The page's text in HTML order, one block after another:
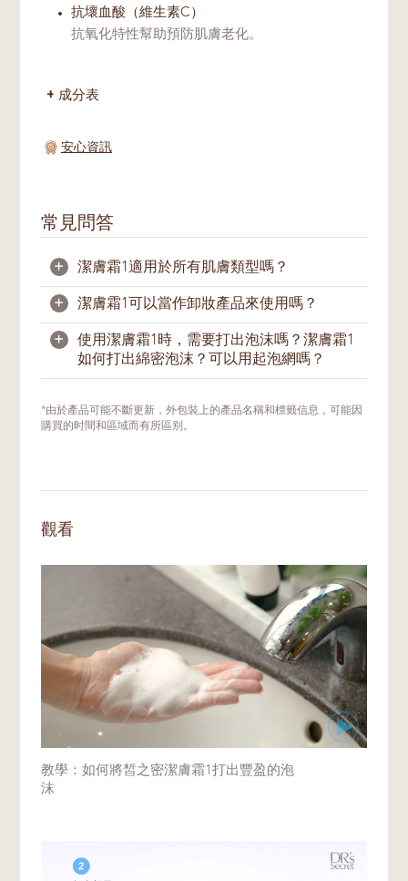
抗壞血酸（維生素C）
抗氧化特性幫助預防肌膚老化。
成分表
安心資訊
常見問答
+ 潔膚霜1適用於所有肌膚類型嗎？
是的，其溫和配方適用於大多肌膚類型。
+ 潔膚霜1可以當作卸妝產品來使用嗎？
潔膚霜1能温和潔淨臉部汙垢雜質 。配合正確
的按摩潔淨方式，也能幫助卸除淡妆。
+
使用潔膚霜1時，需要打出泡沫嗎？潔膚霜1
如何打出綿密泡沫？可以用起泡網嗎？
潔膚霜1配方需要經水打出泡沫，藉由泡沫幫
助潔淨肌膚的效果。產品的細膩泡沫能吸附表
看我們的影片學習如何打出綿密泡沫：
如何將
皙之密潔膚霜1打出豐盈的泡沫
剛開始使用時，若起泡手法不够熟練，可借助
起泡網打出绵密泡沫。使用起泡網前，請確保
起泡網是乾淨的。
*由於產品可能不斷更新，外包裝上的產品名稱和標籤信息，可能因
購買的时間和區域而有所區别。
觀看
教學：如何將皙之密潔膚霜1打出豐盈的泡
沫